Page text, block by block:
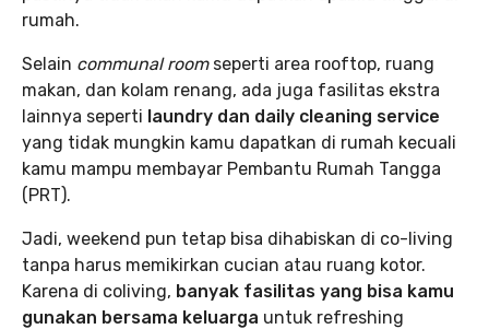
rumah.
Selain communal room seperti area rooftop, ruang
makan, dan kolam renang, ada juga fasilitas ekstra
lainnya seperti laundry dan daily cleaning service
yang tidak mungkin kamu dapatkan di rumah kecuali
kamu mampu membayar Pembantu Rumah Tangga
(PRT).
Jadi, weekend pun tetap bisa dihabiskan di co-living
tanpa harus memikirkan cucian atau ruang kotor.
Karena di coliving, banyak fasilitas yang bisa kamu
gunakan bersama keluarga untuk refreshing